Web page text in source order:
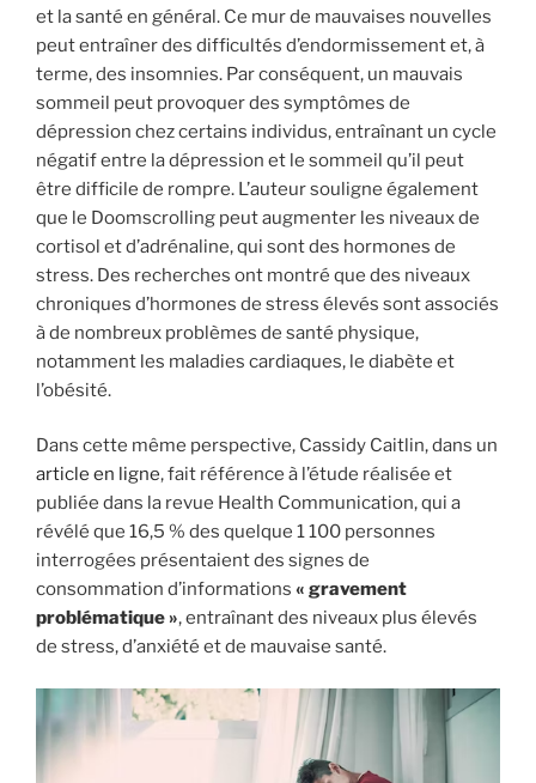
et la santé en général. Ce mur de mauvaises nouvelles
peut entraîner des difficultés d’endormissement et, à
terme, des insomnies. Par conséquent, un mauvais
sommeil peut provoquer des symptômes de
dépression chez certains individus, entraînant un cycle
négatif entre la dépression et le sommeil qu’il peut
être difficile de rompre. L’auteur souligne également
que le Doomscrolling peut augmenter les niveaux de
cortisol et d’adrénaline, qui sont des hormones de
stress. Des recherches ont montré que des niveaux
chroniques d’hormones de stress élevés sont associés
à de nombreux problèmes de santé physique,
notamment les maladies cardiaques, le diabète et
l’obésité.
Dans cette même perspective, Cassidy Caitlin, dans un
article en ligne, fait référence à l’étude réalisée et
publiée dans la revue Health Communication, qui a
révélé que 16,5 % des quelque 1 100 personnes
interrogées présentaient des signes de
consommation d’informations « gravement
problématique », entraînant des niveaux plus élevés
de stress, d’anxiété et de mauvaise santé.